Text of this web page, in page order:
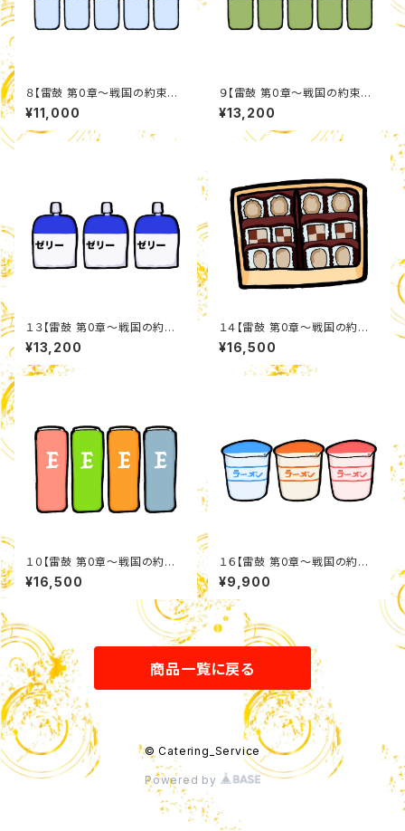
８【雷鼓 第0章〜戦国の約束〜】
ミネラルウォーターセット
¥11,000
９【雷鼓 第0章〜戦国の約束〜】
お茶セット
¥13,200
１３【雷鼓 第0章〜戦国の約
束〜】 栄養ゼリー詰め合わせセ
ット
¥13,200
１４【雷鼓 第0章〜戦国の約
束〜】 クッキーアソートセット
¥16,500
１０【雷鼓 第0章〜戦国の約
束〜】 エナジードリンクセット
¥16,500
１６【雷鼓 第0章〜戦国の約
束〜】 カップ麺詰め合わせセット
¥9,900
商品一覧に戻る
© Catering_Service
Powered by